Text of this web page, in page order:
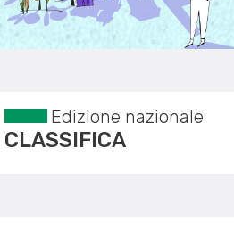
Edizione nazionale
CLASSIFICA